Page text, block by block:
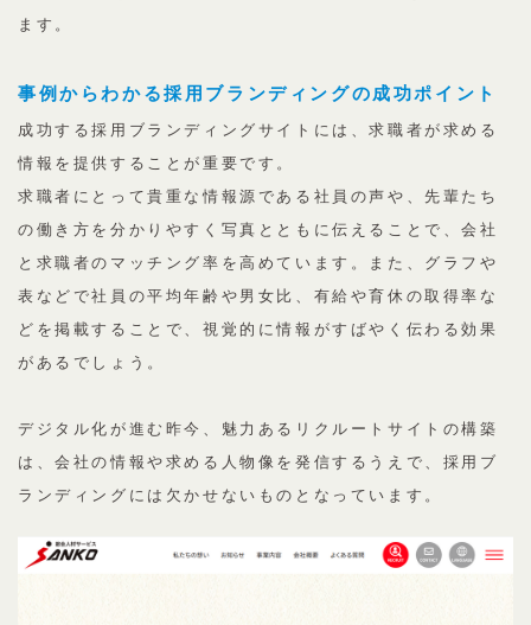
ます。
事例からわかる採用ブランディングの成功ポイント
成功する採用ブランディングサイトには、求職者が求める
情報を提供することが重要です。
求職者にとって貴重な情報源である社員の声や、先輩たち
の働き方を分かりやすく写真とともに伝えることで、会社
と求職者のマッチング率を高めています。また、グラフや
表などで社員の平均年齢や男女比、有給や育休の取得率な
どを掲載することで、視覚的に情報がすばやく伝わる効果
があるでしょう。
デジタル化が進む昨今、魅力あるリクルートサイトの構築
は、会社の情報や求める人物像を発信するうえで、採用ブ
ランディングには欠かせないものとなっています。